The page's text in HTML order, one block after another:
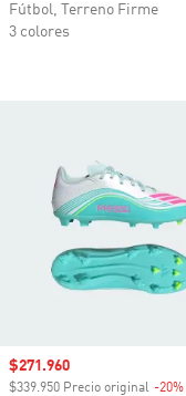
Fútbol, Terreno Firme
3 colores
Precio de venta
$271.960
$339.950 Precio original -20%